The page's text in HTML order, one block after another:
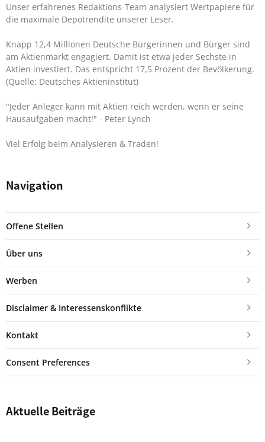
Unser erfahrenes Redaktions-Team analysiert Wertpapiere für
die maximale Depotrendite unserer Leser.
Knapp 12,4 Millionen Deutsche Bürgerinnen und Bürger sind
am Aktienmarkt engagiert. Damit ist etwa jeder Sechste in
Aktien investiert. Das entspricht 17,5 Prozent der Bevölkerung.
(Quelle: Deutsches Aktieninstitut)
"Jeder Anleger kann mit Aktien reich werden, wenn er seine
Hausaufgaben macht!" - Peter Lynch
Viel Erfolg beim Analysieren & Traden!
Navigation
Offene Stellen
Über uns
Werben
Disclaimer & Interessenskonflikte
Kontakt
Consent Preferences
Aktuelle Beiträge